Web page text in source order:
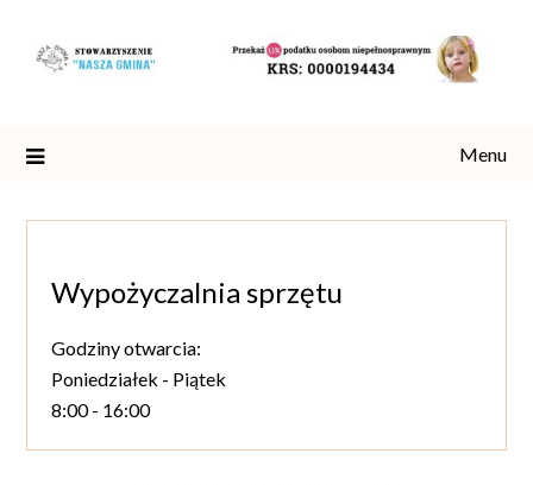
content
Menu
Wypożyczalnia sprzętu
Godziny otwarcia:
Poniedziałek - Piątek
8:00 - 16:00